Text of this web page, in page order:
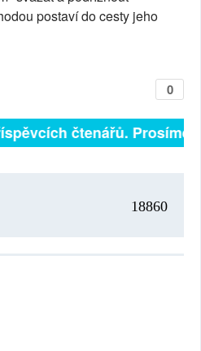
postaví do cesty jeho
0
čtenářů. Prosíme,
18860